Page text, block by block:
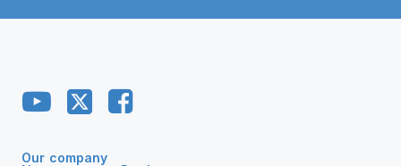
Our company